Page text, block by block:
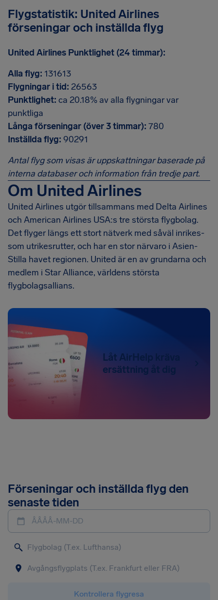
Flygstatistik: United Airlines
förseningar och inställda flyg
United Airlines Punktlighet (24 timmar):
Alla flyg: 131613
Flygningar i tid: 26563
Punktlighet: ca 20.18% av alla flygningar var
punktliga
Långa förseningar (över 3 timmar): 780
Inställda flyg: 90291
Antal flyg som visas är uppskattningar baserade på
interna databaser och information från tredje part.
Om United Airlines
United Airlines utgör tillsammans med Delta Airlines
och American Airlines USA:s tre största flygbolag.
Det flyger längs ett stort nätverk med såväl inrikes-
som utrikesrutter, och har en stor närvaro i Asien-
Stilla havet regionen. United är en av grundarna och
medlem i Star Alliance, världens största
flygbolagsallians.
Låt AirHelp kräva
ersättning åt dig
Förseningar och inställda flyg den
senaste tiden
ÅÅÅÅ-MM-DD
Kontrollera flygresa